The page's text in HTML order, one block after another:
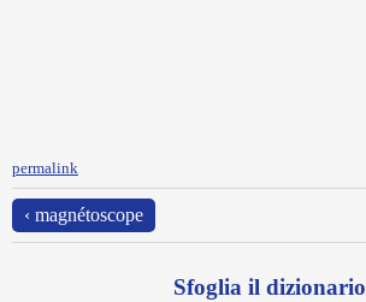
permalink
‹ magnétoscope
Sfoglia il dizionario